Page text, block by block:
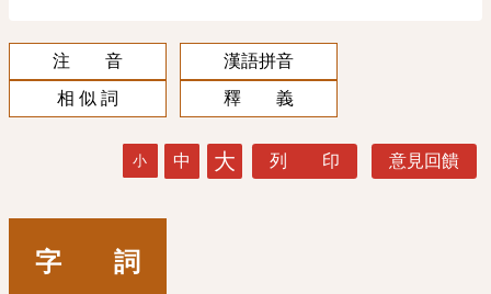
注 音
漢語拼音
相 似 詞
釋 義
小 中 大 列 印 意見回饋
字 詞